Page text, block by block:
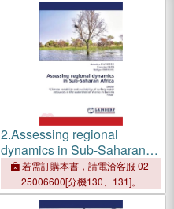
2.Assessing regional
dynamics in Sub-Saharan
Africa若需訂購本書，請電洽客服 02-
25006600[分機130、131]。